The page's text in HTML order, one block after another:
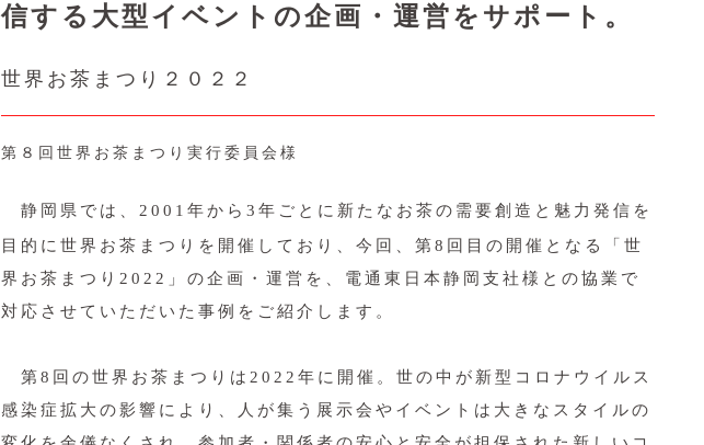
信する大型イベントの企画・運営をサポート。
世界お茶まつり２０２２
第８回世界お茶まつり実行委員会様
静岡県では、2001年から3年ごとに新たなお茶の需要創造と魅力発信を
目的に世界お茶まつりを開催しており、今回、第8回目の開催となる「世
界お茶まつり2022」の企画・運営を、電通東日本静岡支社様との協業で
対応させていただいた事例をご紹介します。
第8回の世界お茶まつりは2022年に開催。世の中が新型コロナウイルス
感染症拡大の影響により、人が集う展示会やイベントは大きなスタイルの